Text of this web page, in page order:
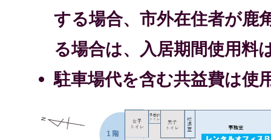
する場合、市外在住者が鹿
る場合は、入居期間使用料
駐車場代を含む共益費は使